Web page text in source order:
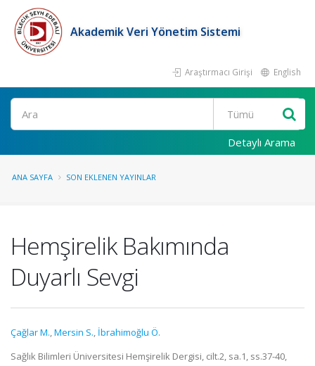
Akademik Veri Yönetim Sistemi
Araştırmacı Girişi English
Ara
Detaylı Arama
ANA SAYFA SON EKLENEN YAYINLAR
Hemşirelik Bakımında
Duyarlı Sevgi
Çağlar M.,Mersin S., İbrahimoğlu Ö.
Sağlık Bilimleri Üniversitesi Hemşirelik Dergisi, cilt.2, sa.1, ss.37-40,